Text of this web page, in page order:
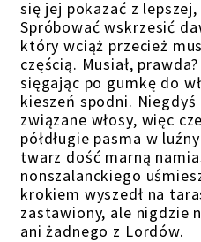
się jej pokazać z
Spróbować wskrzesić
który wciąż przecież
częścią. Musiał,
sięgając po gumkę do
kieszeń spodni.
związane włosy, więc
półdługie pasma w
twarz dość marną
nonszalanckiego
krokiem wyszedł na
zastawiony, ale nigdzie
ani żadnego z Lordów.